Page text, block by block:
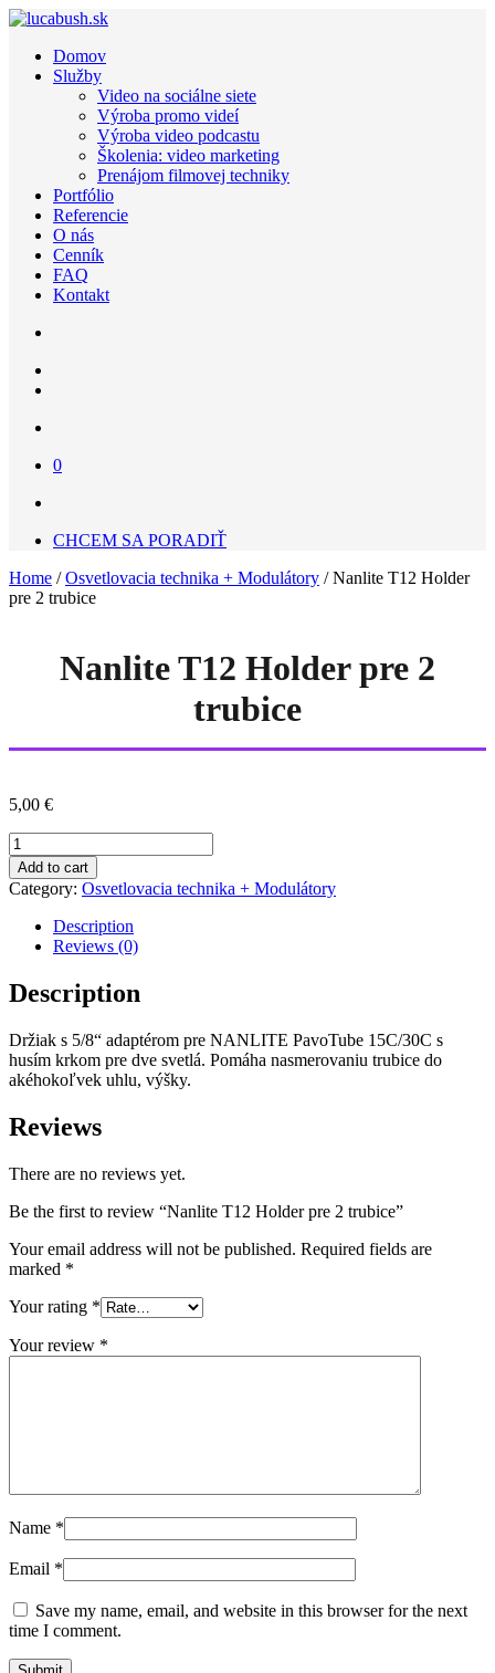
Domov
Služby
Video na sociálne siete
Výroba promo videí
Výroba video podcastu
Školenia: video marketing
Prenájom filmovej techniky
Portfólio
Referencie
O nás
Cenník
FAQ
Kontakt
0
CHCEM SA PORADIŤ
Home /Osvetlovacia technika + Modulátory / Nanlite T12 Holder
pre 2 trubice
Nanlite T12 Holder pre 2
trubice
5,00 €
Nanlite
T12
Holder
pre
trubice
quantity
Add to cart
Category: Osvetlovacia technika + Modulátory
Description
Reviews (0)
Description
Držiak s 5/8“ adaptérom pre NANLITE PavoTube 15C/30C s
husím krkom pre dve svetlá. Pomáha nasmerovaniu trubice do
akéhokoľvek uhlu, výšky.
Reviews
There are no reviews yet.
Be the first to review “Nanlite T12 Holder pre 2 trubice”
Your email address will not be published. Required fields are
marked *
Your rating *
Your review *
Name *
Email *
Save my name, email, and website in this browser for the next
time I comment.